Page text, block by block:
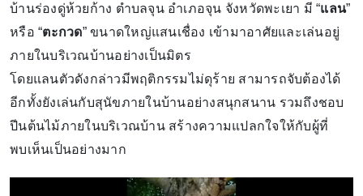
บ้านร่องดู่ห้วยก้าง ตำบลจุน อำเภอจุน จังหวัดพะเยา มี “แลน”
หรือ “ตะกวด” ขนาดใหญ่แสนเชื่อง เข้ามาอาศัยและเล่นอยู่
ภายในบริเวณบ้านอย่างเป็นมิตร
โดยแลนตัวดังกล่าวมีพฤติกรรมไม่ดุร้าย สามารถจับต้องได้
อีกทั้งยังเล่นกับสุนัขภายในบ้านอย่างสนุกสนาน รวมถึงชอบ
ปีนต้นไม้ภายในบริเวณบ้าน สร้างความแปลกใจให้กับผู้ที่
พบเห็นเป็นอย่างมาก